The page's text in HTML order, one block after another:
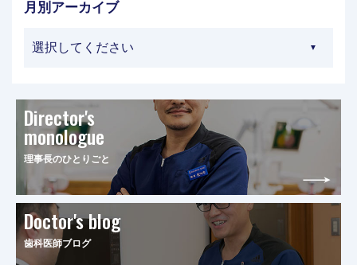
月別アーカイブ
Director's
monologue
理事長のひとりごと
Doctor's blog
歯科医師ブログ